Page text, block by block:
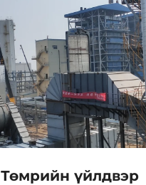
Төмрийн үйлдвэр